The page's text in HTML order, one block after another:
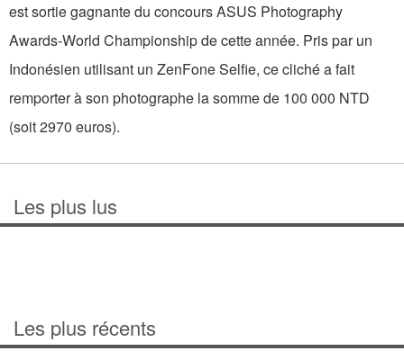
est sortie gagnante du concours ASUS Photography
Awards-World Championship de cette année. Pris par un
Indonésien utilisant un ZenFone Selfie, ce cliché a fait
remporter à son photographe la somme de 100 000 NTD
(soit 2970 euros).
Les plus lus
Les plus récents